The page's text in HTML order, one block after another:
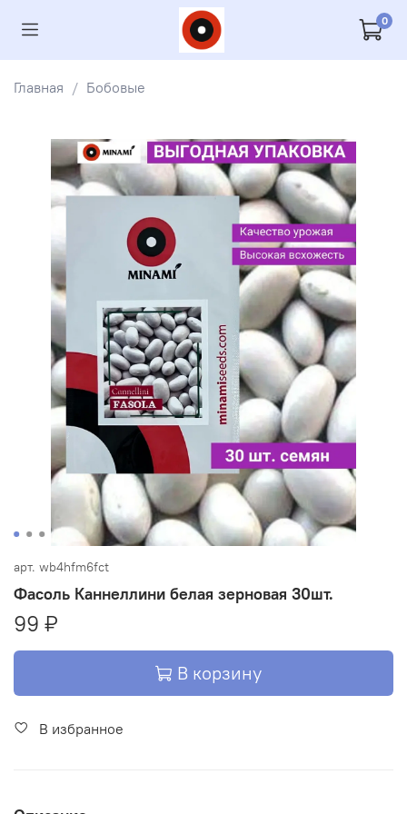
0
Главная Бобовые
арт. wb4hfm6fct
Фасоль Каннеллини белая зерновая 30шт.
99 ₽
В корзину
В избранное